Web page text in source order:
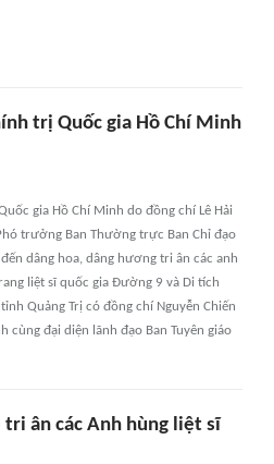
trị Quốc gia Hồ Chí Minh
gia Hồ Chí Minh do đồng chí Lê Hải
trưởng Ban Thường trực Ban Chỉ đạo
dâng hoa, dâng hương tri ân các anh
liệt sĩ quốc gia Đường 9 và Di tích
Quảng Trị có đồng chí Nguyễn Chiến
cùng đại diện lãnh đạo Ban Tuyên giáo
ân các Anh hùng liệt sĩ